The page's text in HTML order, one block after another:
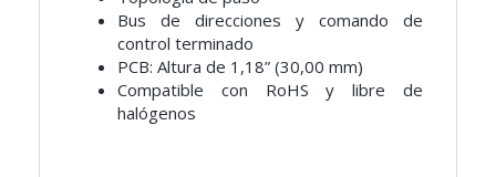
Bus de direcciones y comando de
control terminado
PCB: Altura de 1,18” (30,00 mm)
Compatible con RoHS y libre de
halógenos